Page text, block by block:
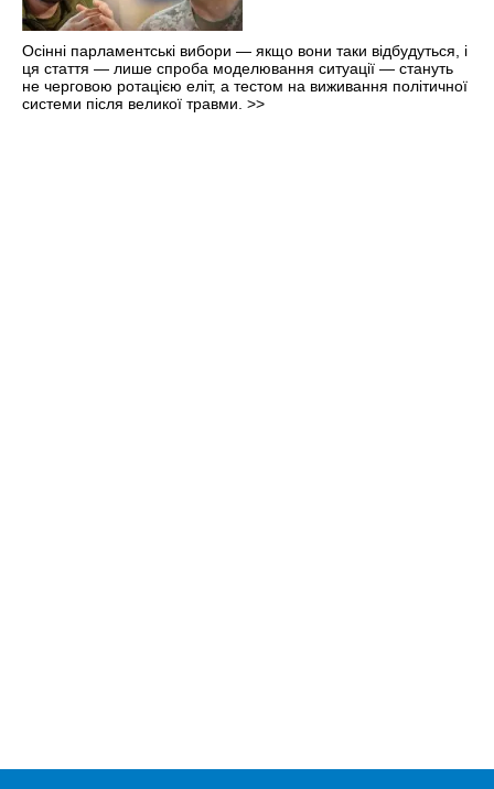
Осінні парламентські вибори — якщо вони таки відбудуться, і
ця стаття — лише спроба моделювання ситуації — стануть
не черговою ротацією еліт, а тестом на виживання політичної
системи після великої травми. >>